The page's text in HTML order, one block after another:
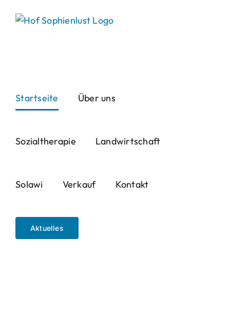
Startseite Über uns
Sozialtherapie Landwirtschaft
Solawi Verkauf Kontakt
Aktuelles